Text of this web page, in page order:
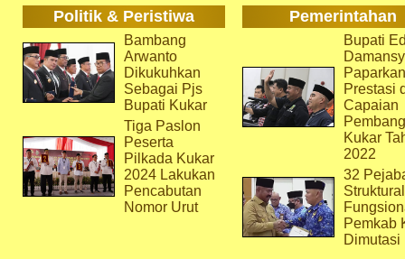
Politik & Peristiwa Pemerintahan
Bambang
Arwanto
Dikukuhkan
Sebagai Pjs
Bupati Kukar
Tiga Paslon
Peserta
Pilkada Kukar
2024 Lakukan
Pencabutan
Nomor Urut
Bupati
Paparkan
Prestasi
Capaian
Kukar
2022
32
Pemkab
Dimutasi